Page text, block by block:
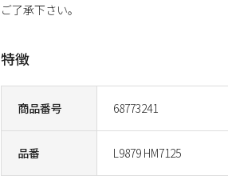
商品番号 68773241
品番 L9879 HM7125
ご了承下さい。
特徴